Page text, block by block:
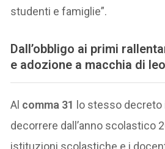
studenti e famiglie”.
Dall’obbligo ai primi
e adozione a macchia di
Al comma 31 lo stesso decreto
decorrere dall’anno scolastico
istituzioni scolastiche e i